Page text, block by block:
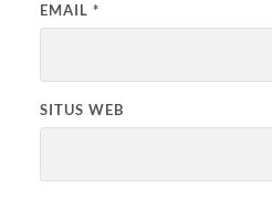
EMAIL *
SITUS WEB